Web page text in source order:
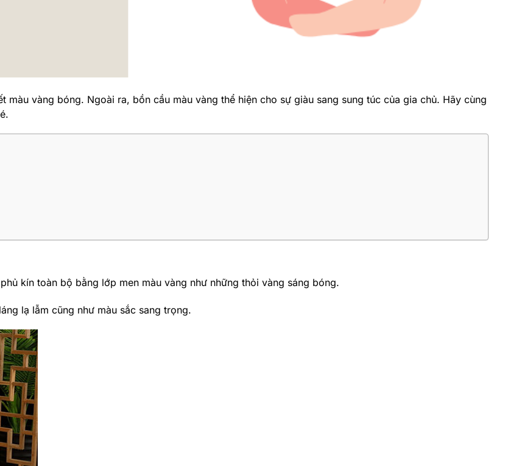
vàng bóng. Ngoài ra, bồn cầu màu vàng thể hiện cho sự giàu sang sung túc của gia chủ. Hãy cùng
kín toàn bộ bằng lớp men màu vàng như những thỏi vàng sáng bóng.
lạ lẫm cũng như màu sắc sang trọng.